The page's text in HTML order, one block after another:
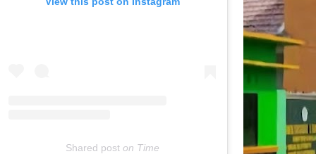
Shared poston Time